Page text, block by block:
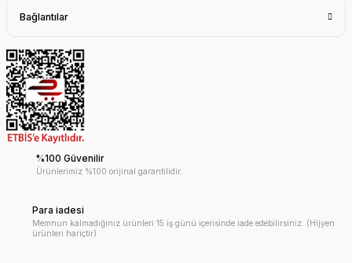
Bağlantılar
%100 Güvenilir
Ürünlerimiz %100 orijinal garantilidir.
Para iadesi
Memnun kalmadığınız ürünleri 15 iş günü içerisinde iade edebilirsiniz. (Hijyen
ürünleri hariçtir)